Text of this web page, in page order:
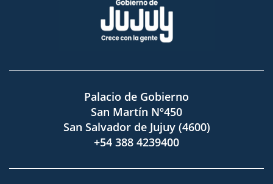
Palacio de Gobierno
San Martín Nº450
San Salvador de Jujuy (4600)
+54 388 4239400